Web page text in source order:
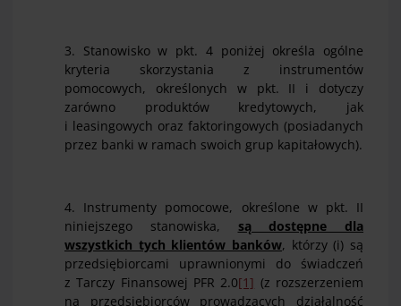
3. Stanowisko w pkt. 4 poniżej określa ogólne
kryteria skorzystania z instrumentów
pomocowych, określonych w pkt. II i dotyczy
zarówno produktów kredytowych, jak
i leasingowych oraz faktoringowych (posiadanych
przez banki w ramach swoich grup kapitałowych).
4. Instrumenty pomocowe, określone w pkt. II
niniejszego stanowiska, są dostępne dla
wszystkich tych klientów banków, którzy (i) są
przedsiębiorcami uprawnionymi do świadczeń
z Tarczy Finansowej PFR 2.0[1] (z rozszerzeniem
na przedsiębiorców prowadzących działalność